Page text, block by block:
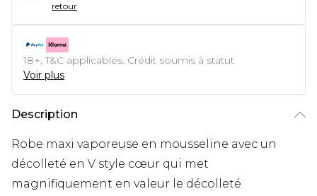
retour
18+, T&C applicables. Crédit soumis à statut
Voir plus
Description
Robe maxi vaporeuse en mousseline avec un
décolleté en V style cœur qui met
magnifiquement en valeur le décolleté